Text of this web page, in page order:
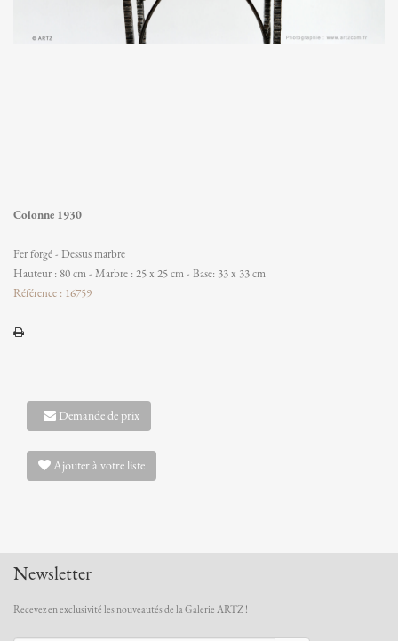
Colonne 1930
Fer forgé - Dessus marbre
Hauteur : 80 cm - Marbre : 25 x 25 cm - Base: 33 x 33 cm
Référence : 16759
Demande de prix
Ajouter à votre liste
Newsletter
Recevez en exclusivité les nouveautés de la Galerie ARTZ !